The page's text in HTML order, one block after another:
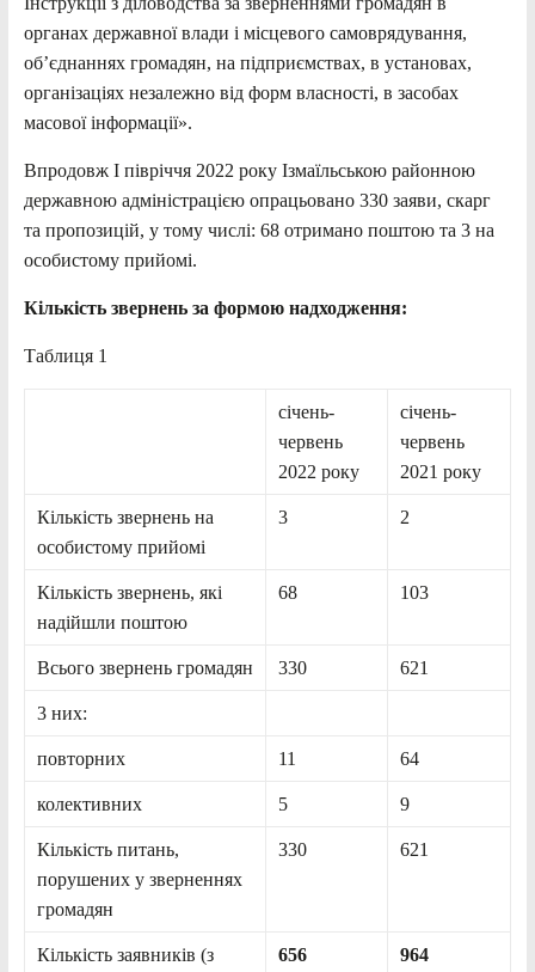
органах державної влади і місцевого самоврядування,
об’єднаннях громадян, на підприємствах, в установах,
організаціях незалежно від форм власності, в засобах
масової інформації».
Впродовж І півріччя 2022 року Ізмаїльською районною
державною адміністрацією опрацьовано 330 заяви, скарг
та пропозицій, у тому числі: 68 отримано поштою та 3 на
особистому прийомі.
Кількість звернень за формою надходження:
Таблиця 1
січень-
червень
2022 року
січень-
червень
2021 року
Кількість звернень на
особистому прийомі
3 2
Кількість звернень, які
надійшли поштою
68 103
Всього звернень громадян 330 621
3 них:
повторних 11 64
колективних 5 9
Кількість питань,
порушених у зверненнях
громадян
330 621
Кількість заявників (з
656 964